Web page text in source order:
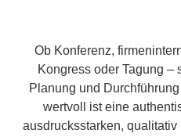
Ob Konferenz,
Kongress oder Tagung –
Planung und
wertvoll ist eine
ausdrucksstarken,